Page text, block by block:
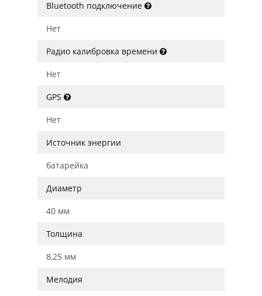
Bluetooth подключение
Нет
Радио калибровка времени
Нет
GPS
Нет
Источник энергии
батарейка
Диаметр
40 мм
Толщина
8,25 мм
Мелодия